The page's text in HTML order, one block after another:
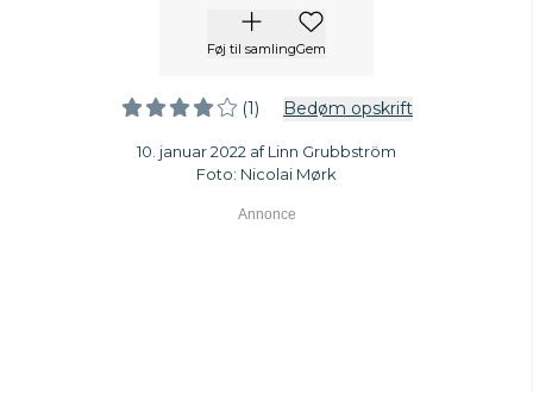
Føj til samlingGem
(1) Bedøm opskrift
10. januar 2022 af Linn Grubbström
Foto: Nicolai Mørk